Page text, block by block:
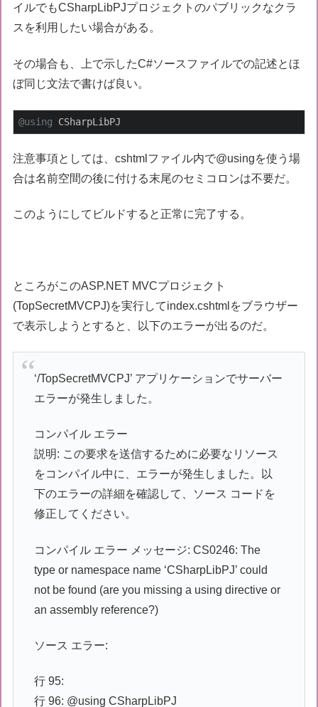
イルでもCSharpLibPJプロジェクトのパブリックなクラ
スを利用したい場合がある。
その場合も、上で示したC#ソースファイルでの記述とほ
ぼ同じ文法で書けば良い。
@using CSharpLibPJ
注意事項としては、cshtmlファイル内で@usingを使う場
合は名前空間の後に付ける末尾のセミコロンは不要だ。
このようにしてビルドすると正常に完了する。
ところがこのASP.NET MVCプロジェクト
(TopSecretMVCPJ)を実行してindex.cshtmlをブラウザー
で表示しようとすると、以下のエラーが出るのだ。
‘/TopSecretMVCPJ’ アプリケーションでサーバー
エラーが発生しました。
コンパイル エラー
説明: この要求を送信するために必要なリソース
をコンパイル中に、エラーが発生しました。以
下のエラーの詳細を確認して、ソース コードを
修正してください。
コンパイル エラー メッセージ: CS0246: The
type or namespace name ‘CSharpLibPJ’ could
not be found (are you missing a using directive or
an assembly reference?)
ソース エラー:
行 95:
行 96: @using CSharpLibPJ